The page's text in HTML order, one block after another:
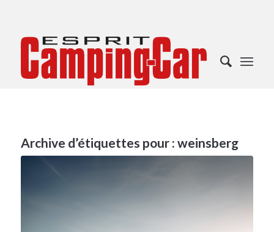
Archive d’étiquettes pour : weinsberg